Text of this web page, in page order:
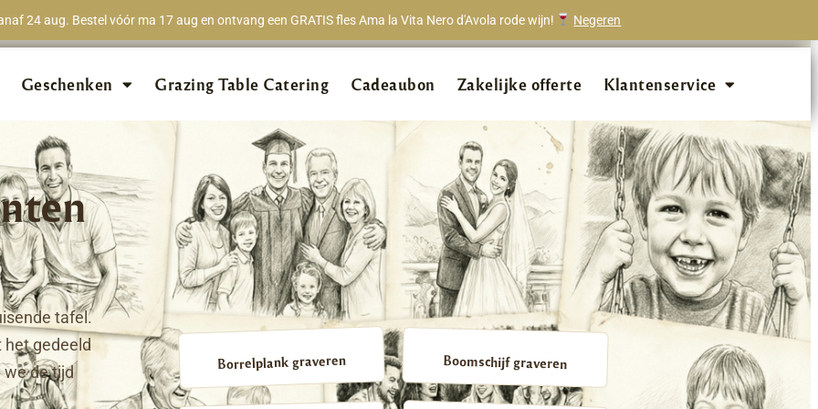
24 aug. Bestel vóór ma 17 aug en ontvang een GRATIS fles Ama la Vita Nero d'Avola rode wijn! Negeren
★★★★★98% van onze klanten beveelt ons aan!
Geschenken Grazing Table Catering Cadeaubon Zakelijke offerte Klantenservice
tafel.
gedeeld
we de tijd
Borrelplank graveren Boomschijf graveren